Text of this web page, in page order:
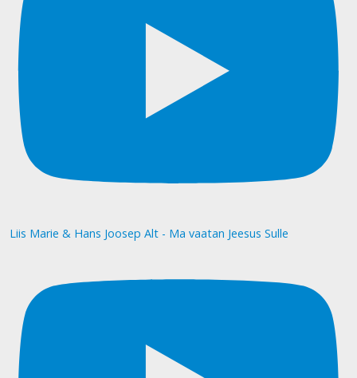
Liis Marie & Hans Joosep Alt - Ma vaatan Jeesus Sulle